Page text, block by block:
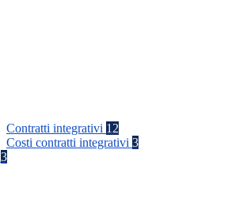
Contratti integrativi 12
Costi contratti integrativi 3
3